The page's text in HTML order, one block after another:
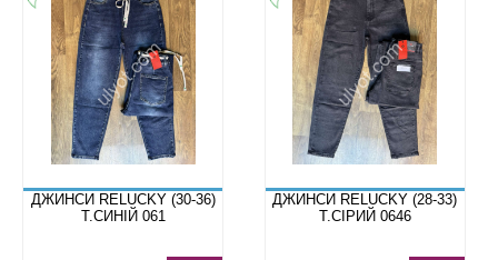
ДЖИНСИ RELUCKY (30-36)
Т.СИНІЙ 061
ДЖИНСИ RELUCKY (28-33)
Т.СІРИЙ 0646